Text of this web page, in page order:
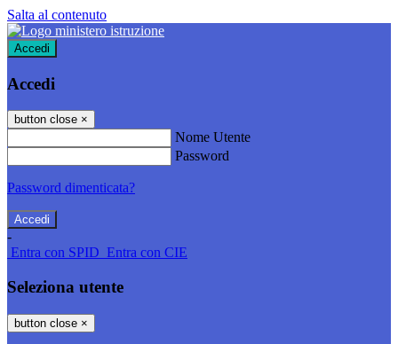
Salta al contenuto
Accedi
Accedi
button close ×
Nome Utente
Password
Password dimenticata?
-
Entra con SPID Entra con CIE
Seleziona utente
button close ×